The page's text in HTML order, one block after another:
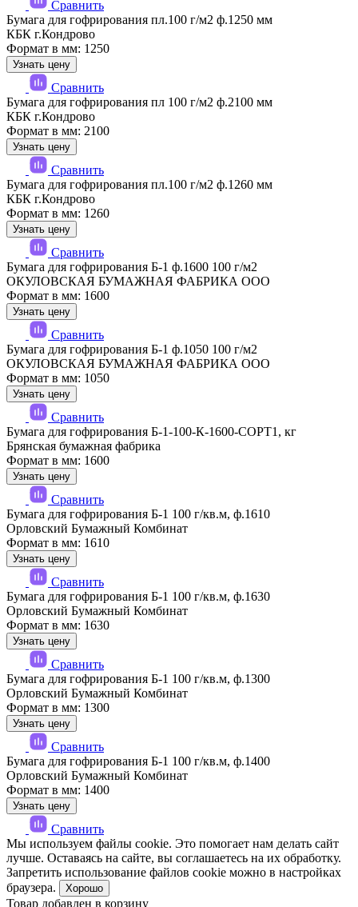
Сравнить
Бумага для гофрирования пл.100 г/м2 ф.1250 мм
КБК г.Кондрово
Формат в мм: 1250
Узнать цену
Сравнить
Бумага для гофрирования пл 100 г/м2 ф.2100 мм
КБК г.Кондрово
Формат в мм: 2100
Узнать цену
Сравнить
Бумага для гофрирования пл.100 г/м2 ф.1260 мм
КБК г.Кондрово
Формат в мм: 1260
Узнать цену
Сравнить
Бумага для гофрирования Б-1 ф.1600 100 г/м2
ОКУЛОВСКАЯ БУМАЖНАЯ ФАБРИКА ООО
Формат в мм: 1600
Узнать цену
Сравнить
Бумага для гофрирования Б-1 ф.1050 100 г/м2
ОКУЛОВСКАЯ БУМАЖНАЯ ФАБРИКА ООО
Формат в мм: 1050
Узнать цену
Сравнить
Бумага для гофрирования Б-1-100-К-1600-СОРТ1, кг
Брянская бумажная фабрика
Формат в мм: 1600
Узнать цену
Сравнить
Бумага для гофрирования Б-1 100 г/кв.м, ф.1610
Орловский Бумажный Комбинат
Формат в мм: 1610
Узнать цену
Сравнить
Бумага для гофрирования Б-1 100 г/кв.м, ф.1630
Орловский Бумажный Комбинат
Формат в мм: 1630
Узнать цену
Сравнить
Бумага для гофрирования Б-1 100 г/кв.м, ф.1300
Орловский Бумажный Комбинат
Формат в мм: 1300
Узнать цену
Сравнить
Бумага для гофрирования Б-1 100 г/кв.м, ф.1400
Орловский Бумажный Комбинат
Формат в мм: 1400
Узнать цену
Сравнить
Мы используем файлы cookie. Это помогает нам делать сайт
лучше. Оставаясь на сайте, вы соглашаетесь на их обработку.
Запретить использование файлов cookie можно в настройках
браузера.
Хорошо
Товар добавлен в корзину